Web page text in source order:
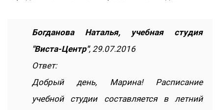
Богданова Наталья, учебная студия
"Виста-Центр", 29.07.2016
Ответ:
Добрый день, Марина! Расписание
учебной студии составляется в летний